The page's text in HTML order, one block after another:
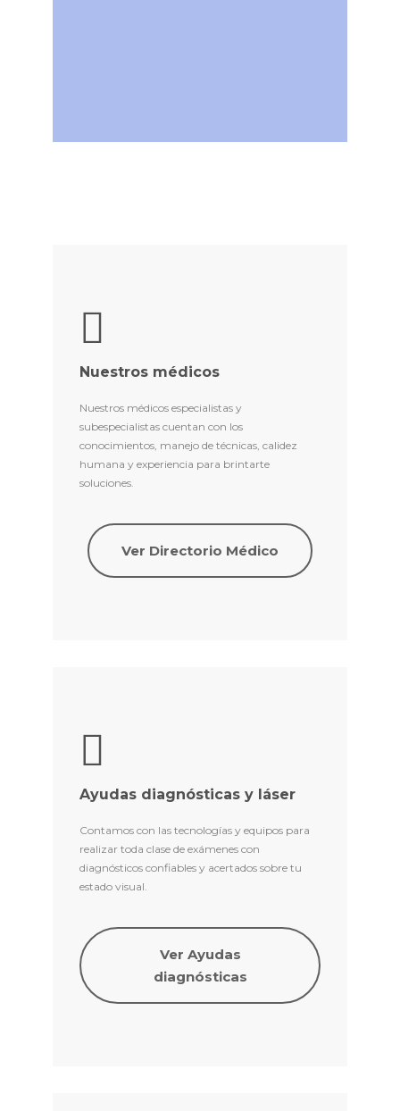
Nuestros médicos
Nuestros médicos especialistas y
subespecialistas cuentan con los
conocimientos, manejo de técnicas, calidez
humana y experiencia para brintarte
soluciones.
Ver Directorio Médico
Ayudas diagnósticas y láser
Contamos con las tecnologías y equipos para
realizar toda clase de exámenes con
diagnósticos confiables y acertados sobre tu
estado visual.
Ver Ayudas
diagnósticas